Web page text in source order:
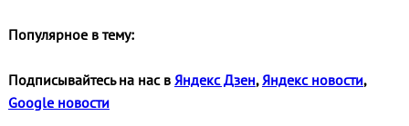
Популярное в тему:
Подписывайтесь на нас в Яндекс Дзен,Яндекс новости,
Google новости